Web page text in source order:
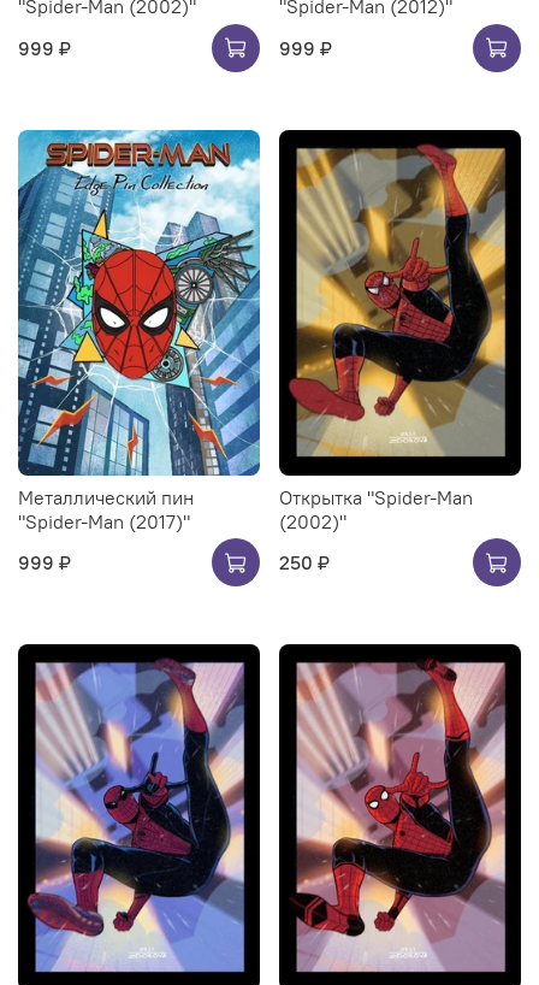
"Spider-Man (2002)"
999 ₽
"Spider-Man (2012)"
999 ₽
Металлический пин
"Spider-Man (2017)"
999 ₽
Открытка "Spider-Man
(2002)"
250 ₽